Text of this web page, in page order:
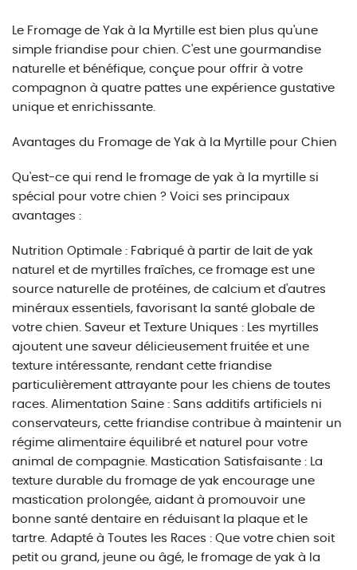
Le Fromage de Yak à la Myrtille est bien plus qu'une
simple friandise pour chien. C'est une gourmandise
naturelle et bénéfique, conçue pour offrir à votre
compagnon à quatre pattes une expérience gustative
unique et enrichissante.
Avantages du Fromage de Yak à la Myrtille pour Chien
Qu'est-ce qui rend le fromage de yak à la myrtille si
spécial pour votre chien ? Voici ses principaux
avantages :
Nutrition Optimale : Fabriqué à partir de lait de yak
naturel et de myrtilles fraîches, ce fromage est une
source naturelle de protéines, de calcium et d'autres
minéraux essentiels, favorisant la santé globale de
votre chien. Saveur et Texture Uniques : Les myrtilles
ajoutent une saveur délicieusement fruitée et une
texture intéressante, rendant cette friandise
particulièrement attrayante pour les chiens de toutes
races. Alimentation Saine : Sans additifs artificiels ni
conservateurs, cette friandise contribue à maintenir un
régime alimentaire équilibré et naturel pour votre
animal de compagnie. Mastication Satisfaisante : La
texture durable du fromage de yak encourage une
mastication prolongée, aidant à promouvoir une
bonne santé dentaire en réduisant la plaque et le
tartre. Adapté à Toutes les Races : Que votre chien soit
petit ou grand, jeune ou âgé, le fromage de yak à la